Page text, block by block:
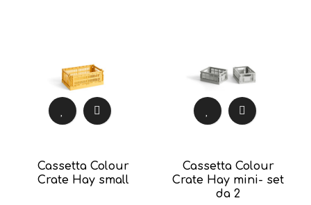
Cassetta Colour
Crate Hay small
Cassetta Colour
Crate Hay mini- set
da 2